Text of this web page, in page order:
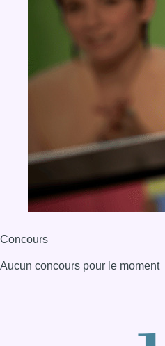
Concours
Aucun concours pour le moment